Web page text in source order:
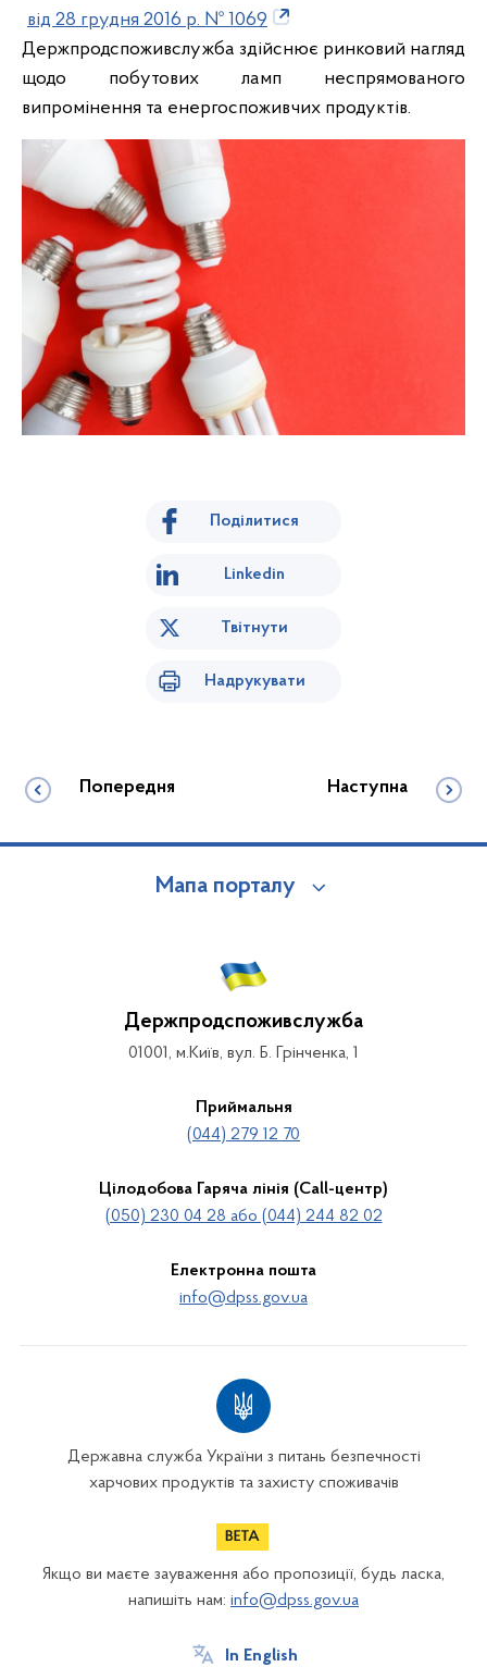
від 28 грудня 2016 р. № 1069
Держпродспоживслужба здійснює ринковий нагляд
щодо побутових ламп неспрямованого
випромінення та енергоспоживчих продуктів.
Поділитися
Linkedin
Твітнути
Надрукувати
Попередня Наступна
Мапа порталу
Держпродспоживслужба
01001, м.Київ, вул. Б. Грінченка, 1
Приймальня
(044) 279 12 70
Цілодобова Гаряча лінія (Call-центр)
(050) 230 04 28 або (044) 244 82 02
Електронна пошта
info@dpss.gov.ua
Державна служба України з питань безпечності
харчових продуктів та захисту споживачів
Якщо ви маєте зауваження або пропозиції, будь ласка,
напишіть нам: info@dpss.gov.ua
In English